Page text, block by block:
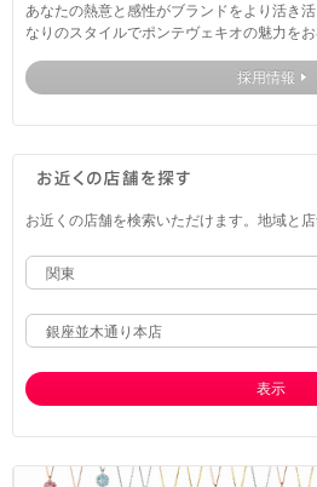
あなたの熱意と感性がブランドをより活き
なりのスタイルでポンテヴェキオの魅力を
採用情報
お近くの店舗を検索いただけます。地域と
表示